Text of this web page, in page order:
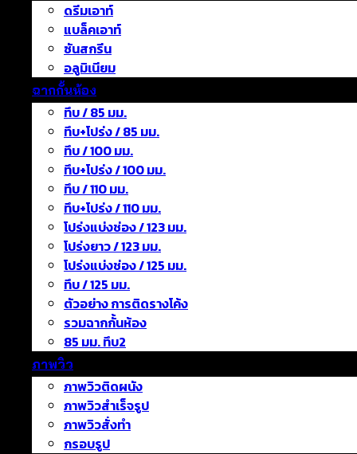
ดรีมเอาท์
แบล็คเอาท์
ซันสกรีน
อลูมิเนียม
ฉากกั้นห้อง
ทึบ / 85 มม.
ทึบ+โปร่ง / 85 มม.
ทึบ / 100 มม.
ทึบ+โปร่ง / 100 มม.
ทึบ / 110 มม.
ทึบ+โปร่ง / 110 มม.
โปร่งแบ่งช่อง / 123 มม.
โปร่งยาว / 123 มม.
โปร่งแบ่งช่อง / 125 มม.
ทึบ / 125 มม.
ตัวอย่าง การติดรางโค้ง
รวมฉากกั้นห้อง
85 มม. ทึบ2
ภาพวิว
ภาพวิวติดผนัง
ภาพวิวสำเร็จรูป
ภาพวิวสั่งทำ
กรอบรูป